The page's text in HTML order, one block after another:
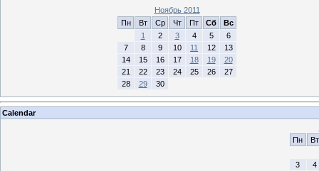
Ноябрь 2011
Пн
Вт Ср Чт Пт Сб
Вс
1
2 3 4 5
6
7
8 9 10 11 12
13
14
15 16 17 18 19
20
21
22 23 24 25 26
27
28
29 30
Calendar
Пн
Вт
3
4